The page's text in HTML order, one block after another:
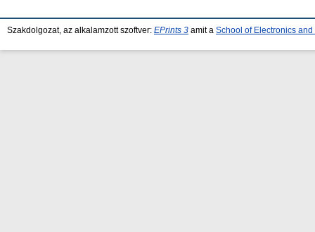
Szakdolgozat, az alkalamzott szoftver: EPrints 3 amit a School of Electronics